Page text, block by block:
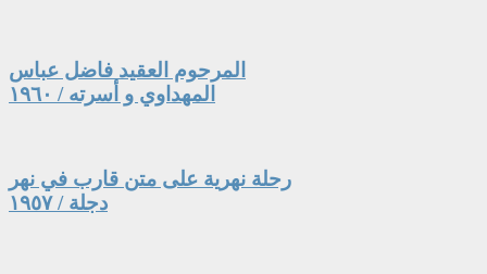
المرحوم العقيد فاضل عباس
المهداوي و أسرته / ١٩٦٠
رحلة نهرية على متن قارب في نهر
دجلة / ١٩٥٧